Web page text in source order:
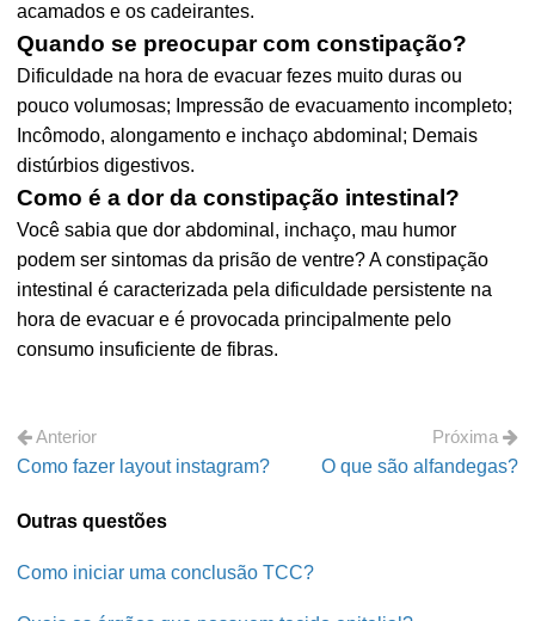
acamados e os cadeirantes.
Quando se preocupar com constipação?
Dificuldade na hora de evacuar fezes muito duras ou
pouco volumosas; Impressão de evacuamento incompleto;
Incômodo, alongamento e inchaço abdominal; Demais
distúrbios digestivos.
Como é a dor da constipação intestinal?
Você sabia que dor abdominal, inchaço, mau humor
podem ser sintomas da prisão de ventre? A constipação
intestinal é caracterizada pela dificuldade persistente na
hora de evacuar e é provocada principalmente pelo
consumo insuficiente de fibras.
Anterior
Como fazer layout instagram?
Próxima
O que são alfandegas?
Outras questões
Como iniciar uma conclusão TCC?